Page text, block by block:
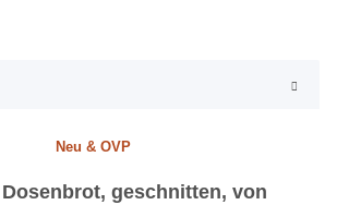
Neu & OVP
geschnitten, von